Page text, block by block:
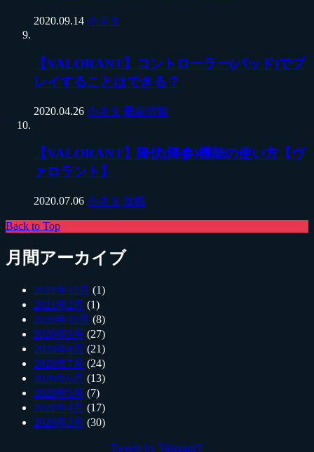
2020.09.14 小ネタ
【VALORANT】コントローラー(パッド)でプ
レイすることはできる？
2020.04.26 小ネタ 最新情報
【VALORANT】降伏(降参)機能の使い方【ヴ
ァロラント】
2020.07.06 小ネタ 攻略
Back to Top
月間アーカイブ
2021年12月 (1)
2021年2月 (1)
2020年10月 (8)
2020年9月 (27)
2020年8月 (21)
2020年7月 (24)
2020年6月 (13)
2020年5月 (7)
2020年4月 (17)
2020年3月 (30)
Tweets by ValorantV